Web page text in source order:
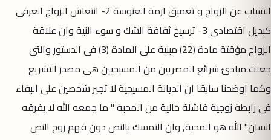
الشباب عن الزواج و تعميق ازمة العنوسة 2- انتعاش الزواج العرفى
كبديل اقتصادى 3- ترسيخ ثقافة الشك و سوء النية وان علاقة
الزواج مؤقتة مادة (22) مبنية على المادة (3) فى الدستور والتى
جعلت مبادئ شرائع المصريين من المسيحيين هى مصدر التشريع
وكما اوضحنا سابقا ان الديانة المسيحية لا تجبر شخصين على البقاء
فى رابطة زوجية فاشلة خالية من المحبة " ما جمعه الله لا يفرقه
انسان" الله هو المحبة, وان التمسك بالنص دون فهم روح النص